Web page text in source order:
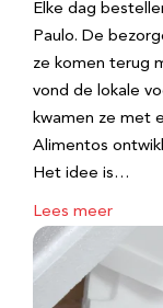
Elke dag
Paulo. De
ze komen terug
vond de lokale
kwamen ze met
Alimentos
Het idee is…
Lees meer